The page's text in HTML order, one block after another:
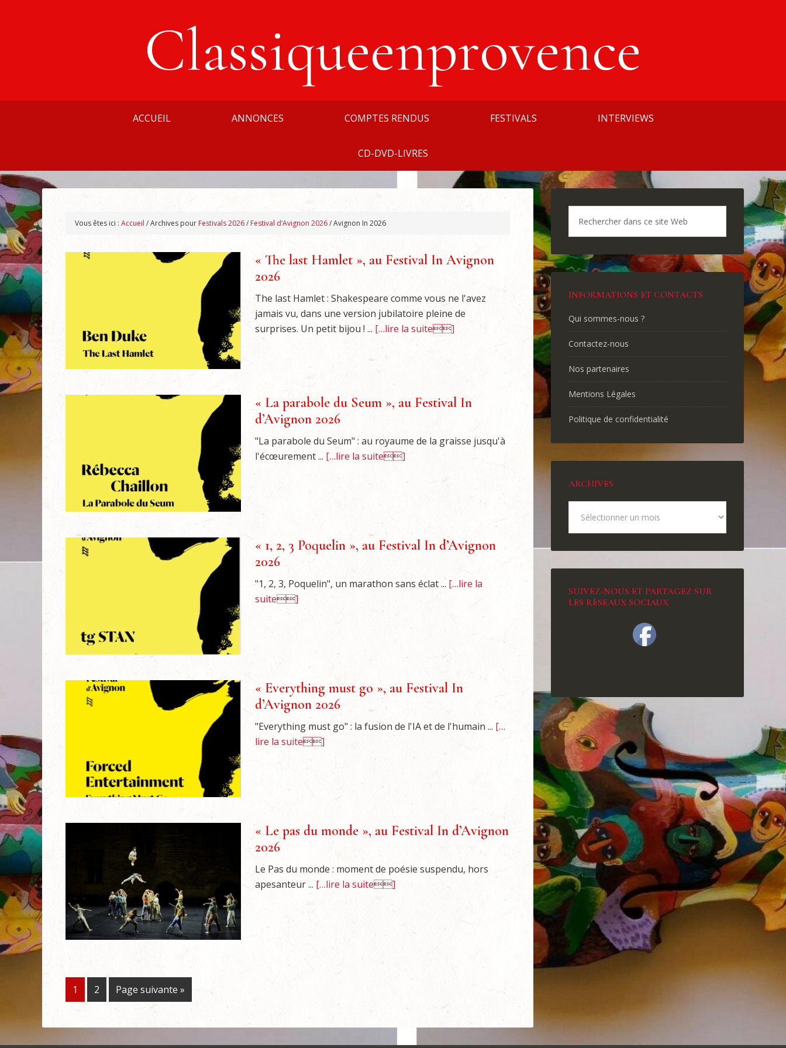
Classiqueenprovence
ACCUEIL ANNONCES COMPTES RENDUS FESTIVALS INTERVIEWS
CD-DVD-LIVRES
Vous êtes ici : Accueil /Archives pour Festivals 2026/ Festival d’Avignon 2026/Avignon In 2026
« The last Hamlet », au Festival In Avignon
2026
The last Hamlet : Shakespeare comme vous ne l'avez
jamais vu, dans une version jubilatoire pleine de
surprises. Un petit bijou ! ... […lire la suite]
« La parabole du Seum », au Festival In
d’Avignon 2026
"La parabole du Seum" : au royaume de la graisse jusqu'à
l'écœurement ... […lire la suite]
« 1, 2, 3 Poquelin », au Festival In d’Avignon
2026
"1, 2, 3, Poquelin", un marathon sans éclat ... […lire la
suite]
« Everything must go », au Festival In
d’Avignon 2026
"Everything must go" : la fusion de l'IA et de l'humain ... […
lire la suite]
« Le pas du monde », au Festival In d’Avignon
2026
Le Pas du monde : moment de poésie suspendu, hors
apesanteur ... […lire la suite]
1 2 Page suivante »
INFORMATIONS ET CONTACTS
Qui sommes-nous ?
Contactez-nous
Nos partenaires
Mentions Légales
Politique de confidentialité
ARCHIVES
SUIVEZ-NOUS ET PARTAGEZ SUR
LES RÉSEAUX SOCIAUX